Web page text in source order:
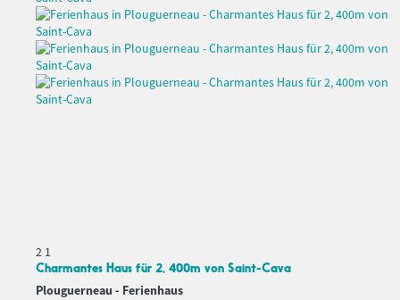
2 1
Charmantes Haus für 2, 400m von Saint-Cava
Plouguerneau - Ferienhaus